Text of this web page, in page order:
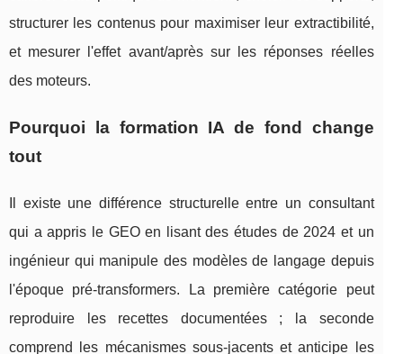
structurer les contenus pour maximiser leur extractibilité,
et mesurer l'effet avant/après sur les réponses réelles
des moteurs.
Pourquoi la formation IA de fond change
tout
Il existe une différence structurelle entre un consultant
qui a appris le GEO en lisant des études de 2024 et un
ingénieur qui manipule des modèles de langage depuis
l'époque pré-transformers. La première catégorie peut
reproduire les recettes documentées ; la seconde
comprend les mécanismes sous-jacents et anticipe les